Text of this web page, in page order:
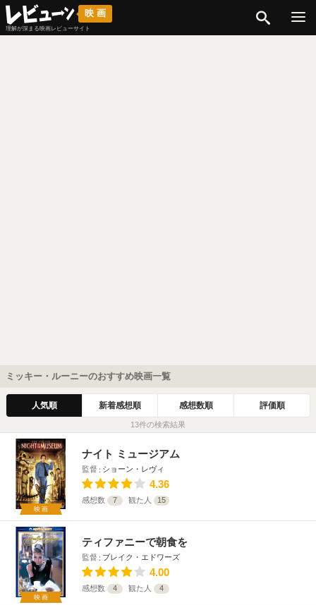
映画
理解が深まる映画レビューサイト
ミッキー・ルーニーのおすすめ映画一覧
人気順 新着感想順 感想数順 評価順
13件の検索結果
映画
ナイト ミュージアム
監督 ショーン・レヴィ
4.36
感想数 7 観た人 15
映画
ティファニーで朝食を
監督 ブレイク・エドワーズ
4.00
感想数 4 観た人 4